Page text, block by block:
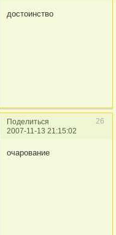
достоинство
Поделиться
26
2007-11-13 21:15:02
очарование